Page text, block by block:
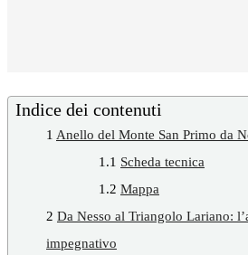
Indice dei contenuti
1 Anello del Monte San Primo da
1.1 Scheda tecnica
1.2 Mappa
2 Da Nesso al Triangolo Lariano:
impegnativo